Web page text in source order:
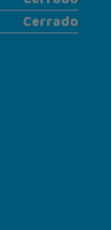
Cerrado